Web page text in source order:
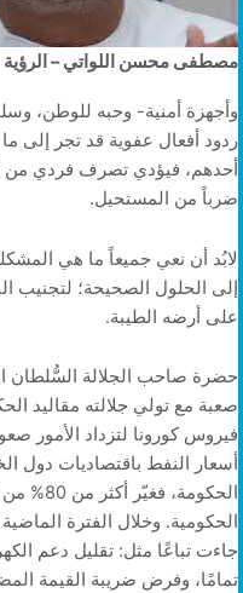
مصطفى محسن اللواتي – الرؤية
وأجهزة أمنية- وحبه للوطن،
ردود أفعال عفوية قد تجر إلى
أحدهم، فيؤدي تصرف فردي من
ضرباً من المستحيل.
لابُد أن نعي جميعاً ما هي
إلى الحلول الصحيحة؛ لتجنيب
على أرضه الطيبة.
حضرة صاحب الجلالة السُّلطان
صعبة مع تولي جلالته مقاليد
فيروس كورونا لتزداد الأمور
أسعار النفط باقتصاديات دول
الحكومية. وخلال الفترة
جاءت تباعًا مثل: تقليل دعم